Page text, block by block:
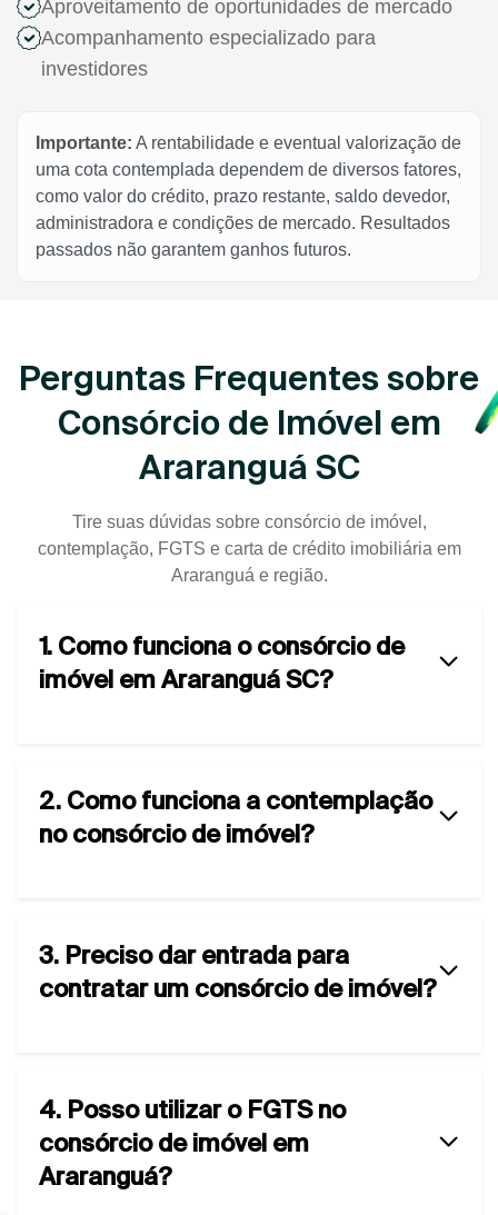
Aproveitamento de oportunidades de mercado
Acompanhamento especializado para
investidores
Importante: A rentabilidade e eventual valorização de
uma cota contemplada dependem de diversos fatores,
como valor do crédito, prazo restante, saldo devedor,
administradora e condições de mercado. Resultados
passados não garantem ganhos futuros.
Perguntas Frequentes sobre
Consórcio de Imóvel em
Araranguá SC
Tire suas dúvidas sobre consórcio de imóvel,
contemplação, FGTS e carta de crédito imobiliária em
Araranguá e região.
1. Como funciona o consórcio de
imóvel em Araranguá SC?
2. Como funciona a contemplação
no consórcio de imóvel?
3. Preciso dar entrada para
contratar um consórcio de imóvel?
4. Posso utilizar o FGTS no
consórcio de imóvel em
Araranguá?